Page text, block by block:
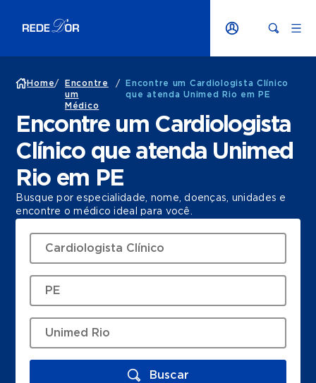
Home/
Encontre
um
Médico
/
Encontre um Cardiologista Clínico
que atenda Unimed Rio em PE
Encontre um Cardiologista
Clínico que atenda Unimed
Rio em PE
Busque por especialidade, nome, doenças, unidades e
encontre o médico ideal para você.
Buscar